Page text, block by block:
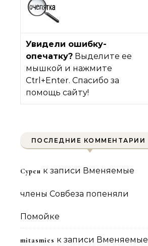
Увидели ошибку-
опечатку? Выделите ее
мышкой и нажмите
Ctrl+Enter. Спасибо за
помощь сайту!
ПОСЛЕДНИЕ КОММЕНТАРИИ
Сурен к записи Вменяемые
члены Совбеза попеняли
Помойке
mitasmies к записи Вменяемые